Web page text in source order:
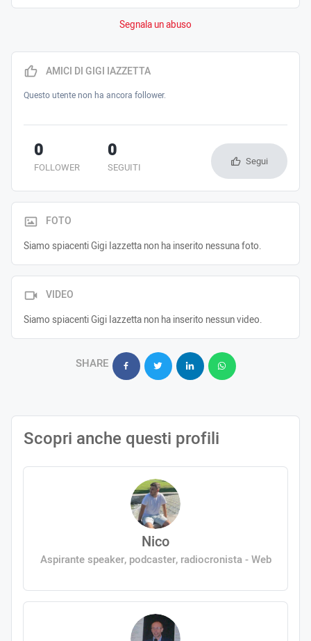
Segnala un abuso
AMICI DI GIGI IAZZETTA
Questo utente non ha ancora follower.
FOLLOWER
0
SEGUITI
0 Segui
FOTO
Siamo spiacenti Gigi Iazzetta non ha inserito nessuna foto.
VIDEO
Siamo spiacenti Gigi Iazzetta non ha inserito nessun video.
SHARE
Scopri anche questi profili
Nico
Aspirante speaker, podcaster, radiocronista - Web